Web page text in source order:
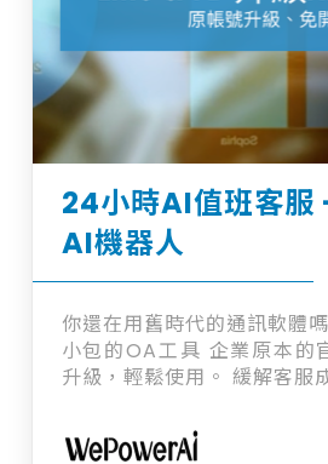
24小時AI值班客服
AI機器人
你還在用舊時代的通訊軟體
小包的OA工具 企業原本的官方Line/FB原地
升級，輕鬆使用。 緩解客服成本，省下每月十
自動上門，一覺醒來收單出貨